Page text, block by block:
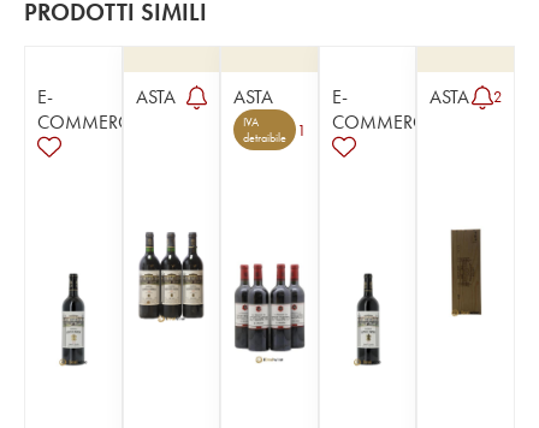
PRODOTTI SIMILI
E-
COMMERCE
ASTA ASTA
IVA
detraibile
1
E-
COMMERCE
ASTA 2